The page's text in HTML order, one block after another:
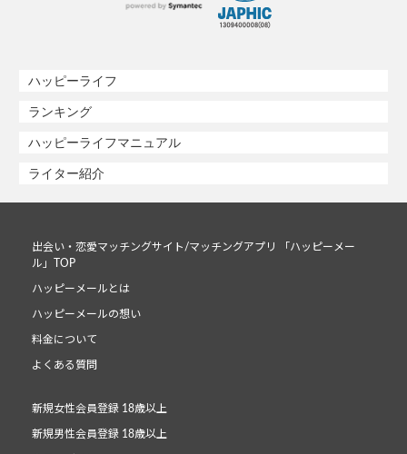
ハッピーライフ
ランキング
ハッピーライフマニュアル
ライター紹介
出会い・恋愛マッチングサイト/マッチングアプリ 「ハッピーメー
ル」TOP
ハッピーメールとは
ハッピーメールの想い
料金について
よくある質問
新規女性会員登録 18歳以上
新規男性会員登録 18歳以上